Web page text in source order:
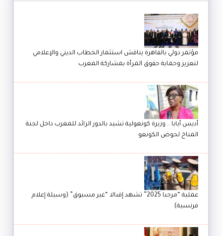
مؤتمر دولي بالقاهرة يناقش استثمار الخطاب الديني والإعلامي
لتعزيز وحماية حقوق المرأة بمشاركة المغرب
أديس أبابا .. وزيرة كونغولية تشيد بالدور الرائد للمغرب داخل لجنة
المناخ لحوض الكونغو
عملية “مرحبا 2025” تشهد إقبالا “غير مسبوق” (وسيلة إعلام
فرنسية)